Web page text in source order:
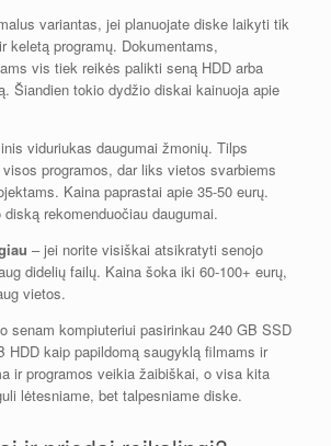
variantas, jei planuojate diske laikyti tik
keletą programų. Dokumentams,
vis tiek reikės palikti seną HDD arba
Šiandien tokio dydžio diskai kainuoja apie
viduriukas daugumai žmonių. Tilps
programos, dar liks vietos svarbiems
Kaina paprastai apie 35-50 eurų.
rekomenduočiau daugumai.
– jei norite visiškai atsikratyti senojo
didelių failų. Kaina šoka iki 60-100+ eurų,
vietos.
senam kompiuteriui pasirinkau 240 GB SSD
HDD kaip papildomą saugyklą filmams ir
ir programos veikia žaibiškai, o visa kita
lėtesniame, bet talpesniame diske.